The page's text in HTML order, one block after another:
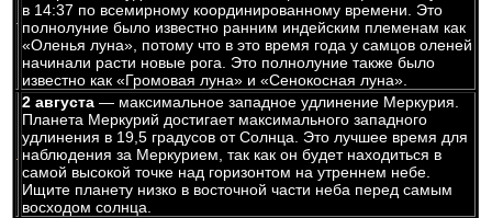
в 14:37 по всемирному координированному времени. Это
полнолуние было известно ранним индейским племенам как
«Оленья луна», потому что в это время года у самцов оленей
начинали расти новые рога. Это полнолуние также было
известно как «Громовая луна» и «Сенокосная луна».
2 августа— максимальное западное удлинение Меркурия.
Планета Меркурий достигает максимального западного
удлинения в 19,5 градусов от Солнца. Это лучшее время для
наблюдения за Меркурием, так как он будет находиться в
самой высокой точке над горизонтом на утреннем небе.
Ищите планету низко в восточной части неба перед самым
восходом солнца.